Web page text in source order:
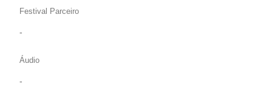
Festival Parceiro
-
Áudio
-